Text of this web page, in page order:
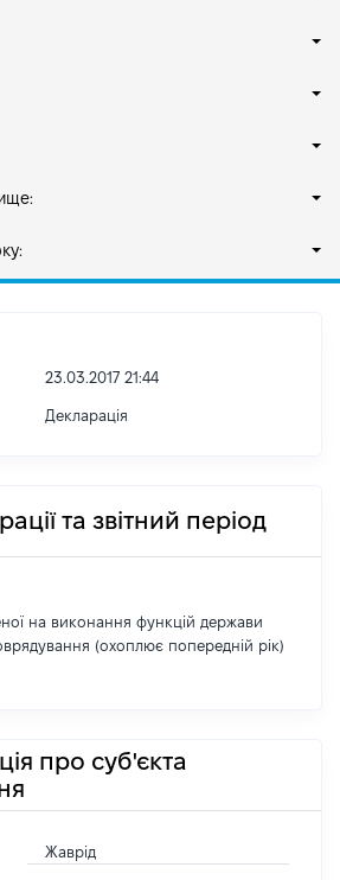
23.03.2017 21:44
Декларація
та звітний період
на виконання функцій держави
(охоплює попередній рік)
про суб'єкта
Жаврід